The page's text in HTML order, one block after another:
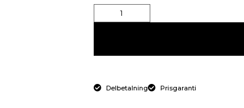
Delbetalning Prisgaranti